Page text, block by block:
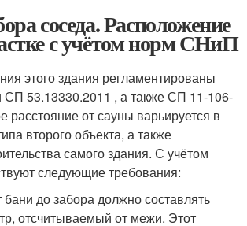
соседа. Расположение
с учётом норм СНиП
этого здания регламентированы
53.13330.2011 , а также СП 11-106-
расстояние от сауны варьируется в
второго объекта, а также
самого здания. С учётом
следующие требования:
бани до забора должно составлять
отсчитываемый от межи. Этот